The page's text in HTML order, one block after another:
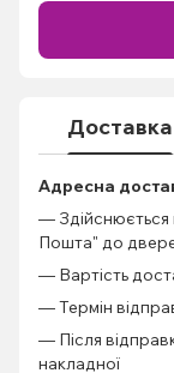
Доставка
Адресна
—
Пошта" до
— Вартість
— Термін
— Після
накладної